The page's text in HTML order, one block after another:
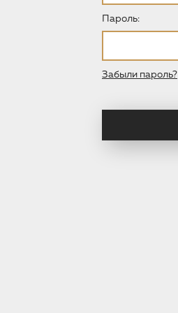
Пароль:
Забыли пароль?